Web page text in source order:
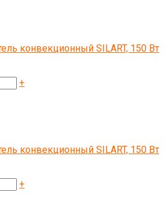
конвекционный SILART, 150 Вт
+
конвекционный SILART, 150 Вт
+